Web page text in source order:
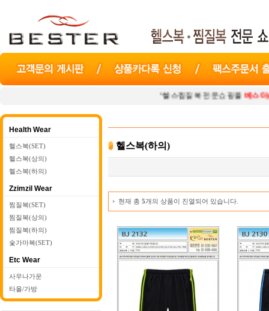
"헬스찜질복 전문쇼핑몰베스터
Health Wear
헬스복(SET)
헬스복(상의)
헬스복(하의)
Zzimzil Wear
찜질복(SET)
찜질복(상의)
찜질복(하의)
숯가마복(SET)
Etc Wear
사우나가운
타올/가방
헬스복(하의)
현재 총 5개의 상품이 진열되어 있습니다.